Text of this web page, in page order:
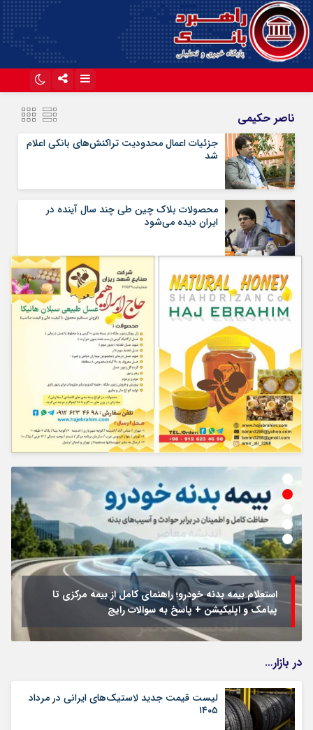
آپارات
ناصر حکیمی
جزئیات اعمال محدودیت تراکنش‎‌های بانکی اعلام
شد
محصولات بلاک چین طی چند سال آینده در
ایران دیده می‌شود
استعلام بیمه بدنه خودرو؛ راهنمای کامل از بیمه مرکزی تا
پیامک و اپلیکیشن + پاسخ به سوالات رایج
در بازار…
لیست قیمت جدید لاستیک‌های ایرانی در مرداد
۱۴۰۵